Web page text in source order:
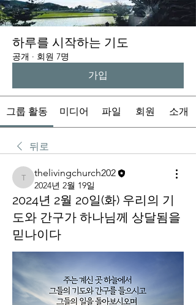
하루를 시작하는 기도
공개 · 회원 7명
가입
그룹 활동 미디어 파일 회원 소개
뒤로
thelivingchurch202
thelivingchurch202
2024년 2월 19일
2024년 2월 20일(화) 우리의 기
도와 간구가 하나님께 상달됨을
믿나이다